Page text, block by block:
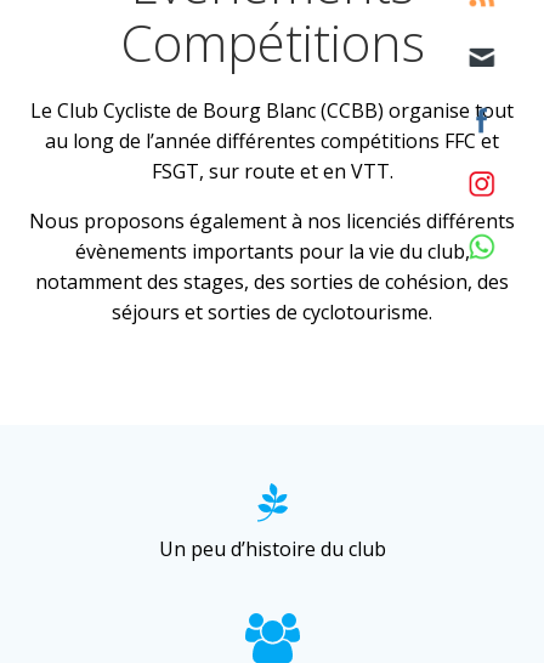
Compétitions
Le Club Cycliste de Bourg Blanc (CCBB) organise tout
au long de l’année différentes compétitions FFC et
FSGT, sur route et en VTT.
Nous proposons également à nos licenciés différents
évènements importants pour la vie du club,
notamment des stages, des sorties de cohésion, des
séjours et sorties de cyclotourisme.
Un peu d’histoire du club